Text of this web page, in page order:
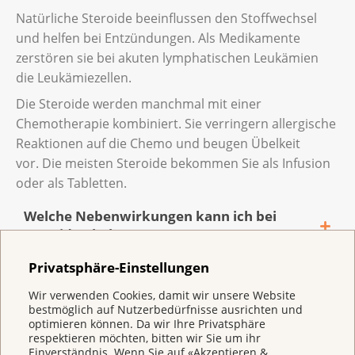
Privatsphäre-Einstellungen
Wir verwenden Cookies, damit wir unsere Website
bestmöglich auf Nutzerbedürfnisse ausrichten und
optimieren können. Da wir Ihre Privatsphäre
respektieren möchten, bitten wir Sie um ihr
Sie bekommen Blutgerinnsel
(Thrombosen) oder andere Auswirkungen
auf das Herz-Kreislauf-System.
erhalten Sie eine Chemotherapie. Sie zerstört
möglichst viele T-Zellen im Blut. Über eine
Infusion fliessen dann die veränderten Zellen
in Ihren Blutkreislauf. Danach müssen Sie
Ihr Immunsystem reagiert heftig. Sie
haben zum Beispiel Fieber, Schüttelfrost,
Gliederschmerzen, einen tiefen Blutdruck
Ihnen übel und Sie erbrechen.
Sie haben neurologische Störungen.
Eventuell haben Sie Kopfschmerzen und
Ihnen ist schwindelig. Vielleicht haben Sie
Schreiben
Entzündung, zum Beispiel erhöhte
Leberwerte.
Lesen Sie mehr über die CAR-T-Zell-Therapie
und deren Nebenwirkungen.
Natürliche Steroide beeinflussen den Stoffwechsel
und helfen bei Entzündungen. Als Medikamente
zerstören sie bei akuten lymphatischen Leukämien
die Leukämiezellen.
Die Steroide werden manchmal mit einer
Chemotherapie kombiniert. Sie verringern allergische
Reaktionen auf die Chemo und beugen Übelkeit
vor. Die meisten Steroide bekommen Sie als Infusion
oder als Tabletten.
Welche Nebenwirkungen kann ich bei
Steroiden bekommen?
Sie bekommen schneller eine Infektion als
früher.
Der Blutdruck ist erhöht.
Aktive Überwachung bei Leukämien
Bei bestimmten langsam fortschreitenden Leukämien
müssen Sie nicht sofort mit einer Therapie beginnen.